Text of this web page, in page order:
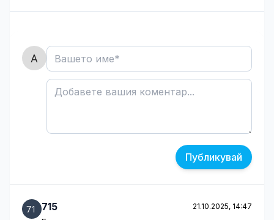
Публикувай
715 21.10.2025, 14:47